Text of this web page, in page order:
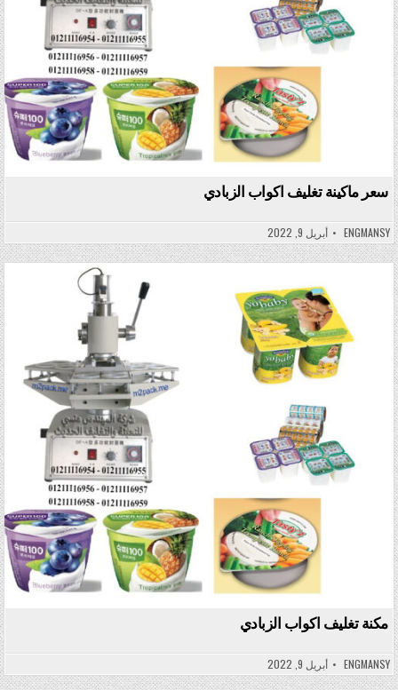
سعر ماكينة تغليف اكواب الزبادي
ENGMANSY أبريل 9, 2022
Posted in
مكنة تغليف اكواب الزبادي
ENGMANSY أبريل 9, 2022